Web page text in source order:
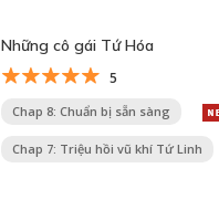
Những cô gái Tứ Hóa
5
Chap 8: Chuẩn bị sẵn sàng
Chap 7: Triệu hồi vũ khí Tứ Linh